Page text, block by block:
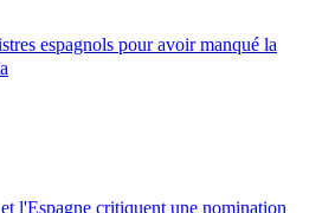
espagnols pour avoir manqué la
l'Espagne critiquent une nomination